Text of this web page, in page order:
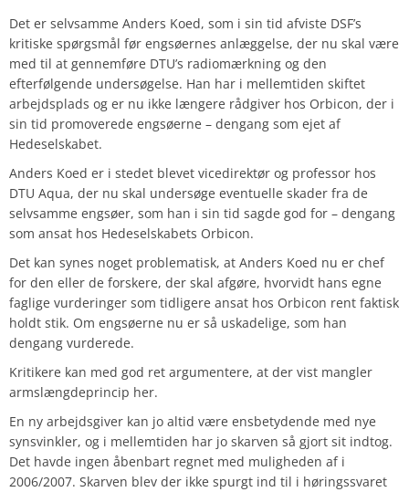
Det er selvsamme Anders Koed, som i sin tid afviste DSF’s
kritiske spørgsmål før engsøernes anlæggelse, der nu skal være
med til at gennemføre DTU’s radiomærkning og den
efterfølgende undersøgelse. Han har i mellemtiden skiftet
arbejdsplads og er nu ikke længere rådgiver hos Orbicon, der i
sin tid promoverede engsøerne – dengang som ejet af
Hedeselskabet.
Anders Koed er i stedet blevet vicedirektør og professor hos
DTU Aqua, der nu skal undersøge eventuelle skader fra de
selvsamme engsøer, som han i sin tid sagde god for – dengang
som ansat hos Hedeselskabets Orbicon.
Det kan synes noget problematisk, at Anders Koed nu er chef
for den eller de forskere, der skal afgøre, hvorvidt hans egne
faglige vurderinger som tidligere ansat hos Orbicon rent faktisk
holdt stik. Om engsøerne nu er så uskadelige, som han
dengang vurderede.
Kritikere kan med god ret argumentere, at der vist mangler
armslængdeprincip her.
En ny arbejdsgiver kan jo altid være ensbetydende med nye
synsvinkler, og i mellemtiden har jo skarven så gjort sit indtog.
Det havde ingen åbenbart regnet med muligheden af i
2006/2007. Skarven blev der ikke spurgt ind til i høringssvaret